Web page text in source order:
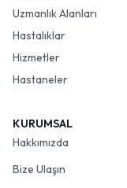
Uzmanlık Alanları
Hastalıklar
Hizmetler
Hastaneler
KURUMSAL
Hakkımızda
Bize Ulaşın